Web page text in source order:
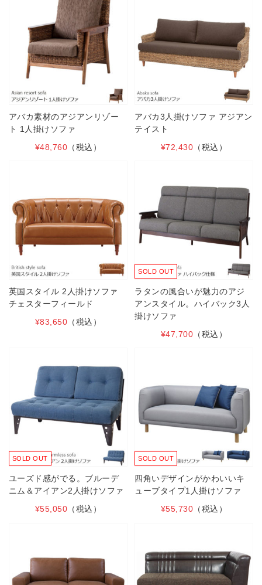
アバカ素材のアジアンリゾー
ト 1人掛けソファ
¥48,760 （税込）
アバカ3人掛けソファ アジアン
テイスト
¥72,430 （税込）
英国スタイル 2人掛けソファ
チェスターフィールド
¥83,650 （税込）
SOLD OUT
ラタンの風合いが魅力のアジ
アンスタイル。ハイバック3人
掛けソファ
¥47,700 （税込）
SOLD OUT
ユーズド感がでる。ブルーデ
ニム＆アイアン2人掛けソファ
¥55,050 （税込）
SOLD OUT
四角いデザインがかわいいキ
ューブタイプ1人掛けソファ
¥55,730 （税込）